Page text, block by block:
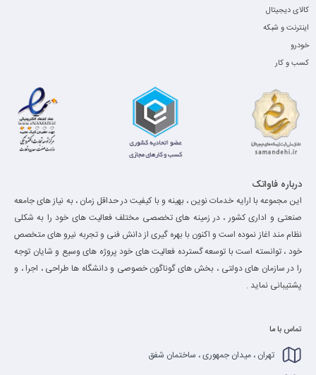
کالای دیجیتال
اینترنت و شبکه
خودرو
کسب و کار
درباره فاواتک
این مجموعه با ارایه خدمات نوین ، بهینه و با کیفیت در حداقل زمان ، به نیاز های جامعه
صنعتی و اداری کشور ، در زمینه های تخصصی مختلف فعالیت های خود را به شکلی
نظام مند اغاز نموده است و اکنون با بهره گیری از دانش فنی و تجربه نیرو های متخصص
خود ، توانسته است با توسعه گسترده فعالیت های خود پروژه های وسیع و شایان توجه
را در سازمان های دولتی ، بخش های گوناگون خصوصی و دانشگاه ها طراحی ، اجرا ، و
پشتیبانی نماید .
تماس با ما
تهران ، میدان جمهوری ، ساختمان شفق